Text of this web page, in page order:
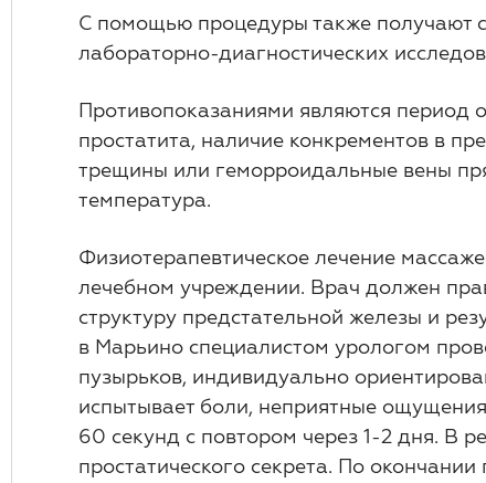
С помощью процедуры также получают
лабораторно-диагностических
Противопоказаниями являются период
простатита, наличие конкрементов в
трещины или геморроидальные вены
температура.
Физиотерапевтическое лечение
лечебном учреждении. Врач должен
структуру предстательной железы и
в Марьино специалистом урологом
пузырьков, индивидуально
испытывает боли, неприятные
60 секунд с повтором через 1-2 дня. В
простатического секрета. По